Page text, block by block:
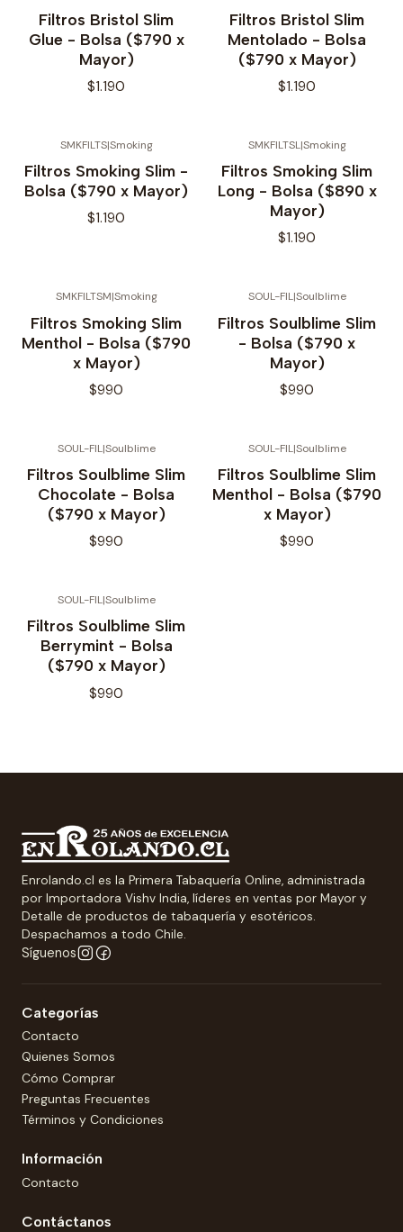
Filtros Bristol Slim
Glue - Bolsa ($790 x
Mayor)
$1.190
Filtros Bristol Slim
Mentolado - Bolsa
($790 x Mayor)
$1.190
SMKFILTS|Smoking
Filtros Smoking Slim -
Bolsa ($790 x Mayor)
$1.190
SMKFILTSL|Smoking
Filtros Smoking Slim
Long - Bolsa ($890 x
Mayor)
$1.190
SMKFILTSM|Smoking
Filtros Smoking Slim
Menthol - Bolsa ($790
x Mayor)
$990
SOUL-FIL|Soulblime
Filtros Soulblime Slim
- Bolsa ($790 x
Mayor)
$990
SOUL-FIL|Soulblime
Filtros Soulblime Slim
Chocolate - Bolsa
($790 x Mayor)
$990
SOUL-FIL|Soulblime
Filtros Soulblime Slim
Menthol - Bolsa ($790
x Mayor)
$990
SOUL-FIL|Soulblime
Filtros Soulblime Slim
Berrymint - Bolsa
($790 x Mayor)
$990
Enrolando.cl es la Primera Tabaquería Online, administrada
por Importadora Vishv India, líderes en ventas por Mayor y
Detalle de productos de tabaquería y esotéricos.
Despachamos a todo Chile.
Síguenos
Categorías
Contacto
Quienes Somos
Cómo Comprar
Preguntas Frecuentes
Términos y Condiciones
Información
Contacto
Contáctanos